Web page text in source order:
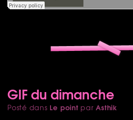
GIF du dimanche
Posté dans Le point parAsthik